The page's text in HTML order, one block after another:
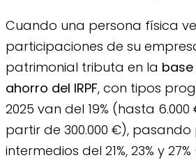
Cuando una persona física
participaciones de su
patrimonial tributa en la
ahorro del IRPF, con tipos
2025 van del 19% (hasta
partir de 300.000 €),
intermedios del 21%, 23% y